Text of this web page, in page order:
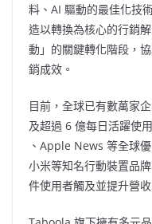
料、AI 驅動的最佳化技
造以轉換為核心的行銷
動」的關鍵轉化階段，
銷成效。
目前，全球已有數萬家
及超過 6 億每日活躍使
、Apple News 等全球
小米等知名行動裝置品
件使用者觸及並提升營收